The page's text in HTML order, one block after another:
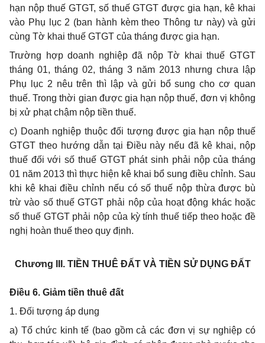
hạn nộp thuế GTGT, số thuế GTGT được gia hạn, kê khai
vào Phụ lục 2 (ban hành kèm theo Thông tư này) và gửi
cùng Tờ khai thuế GTGT của tháng được gia hạn.
Trường hợp doanh nghiệp đã nộp Tờ khai thuế GTGT
tháng 01, tháng 02, tháng 3 năm 2013 nhưng chưa lập
Phụ lục 2 nêu trên thì lập và gửi bổ sung cho cơ quan
thuế. Trong thời gian được gia hạn nộp thuế, đơn vị không
bị xử phạt chậm nộp tiền thuế.
c) Doanh nghiệp thuộc đối tượng được gia hạn nộp thuế
GTGT theo hướng dẫn tại Điều này nếu đã kê khai, nộp
thuế đối với số thuế GTGT phát sinh phải nộp của tháng
01 năm 2013 thì thực hiện kê khai bổ sung điều chỉnh. Sau
khi kê khai điều chỉnh nếu có số thuế nộp thừa được bù
trừ vào số thuế GTGT phải nộp của hoạt động khác hoặc
số thuế GTGT phải nộp của kỳ tính thuế tiếp theo hoặc đề
nghị hoàn thuế theo quy định.
Chương III. TIỀN THUÊ ĐẤT VÀ TIỀN SỬ DỤNG ĐẤT
Điều 6. Giảm tiền thuê đất
1. Đối tượng áp dụng
a) Tổ chức kinh tế (bao gồm cả các đơn vị sự nghiệp có